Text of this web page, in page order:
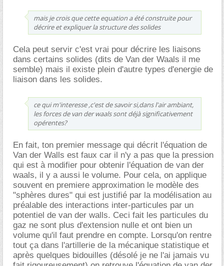
mais je crois que cette equation a été construite pour
décrire et expliquer la structure des solides
Cela peut servir c'est vrai pour décrire les liaisons
dans certains solides (dits de Van der Waals il me
semble) mais il existe plein d'autre types d'energie de
liaison dans les solides.
ce qui m'interesse ,c'est de savoir si,dans l'air ambiant,
les forces de van der waals sont déjà significativement
opérentes?
En fait, ton premier message qui décrit l'équation de
Van der Walls est faux car il n'y a pas que la pression
qui est à modifier pour obtenir l'équation de van der
waals, il y a aussi le volume. Pour cela, on applique
souvent en premiere approximation le modèle des
"sphères dures" qui est justifié par la modélisation au
préalable des interactions inter-particules par un
potentiel de van der walls. Ceci fait les particules du
gaz ne sont plus d'extension nulle et ont bien un
volume qu'il faut prendre en compte. Lorsqu'on rentre
tout ça dans l'artillerie de la mécanique statistique et
après quelques bidouilles (désolé je ne l'ai jamais vu